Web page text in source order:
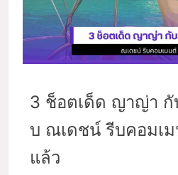
3 ช็อตเด็ด ญาญ่า
บ ณเดชน์ รีบคอมเ
แล้ว